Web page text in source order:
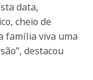
data,
cheio de
família viva uma
destacou